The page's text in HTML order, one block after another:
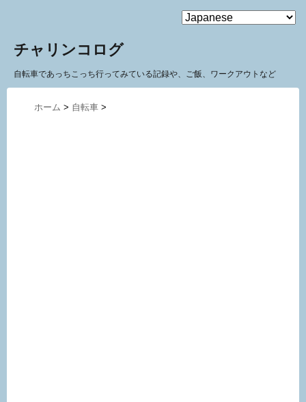
MENU
チャリンコログ
自転車であっちこっち行ってみている記録や、ご飯、ワークアウトなど
ホーム > 自転車 >